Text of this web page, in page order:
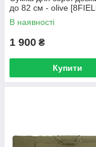
до 82 см - olive
В наявності
1 900 ₴
Купити